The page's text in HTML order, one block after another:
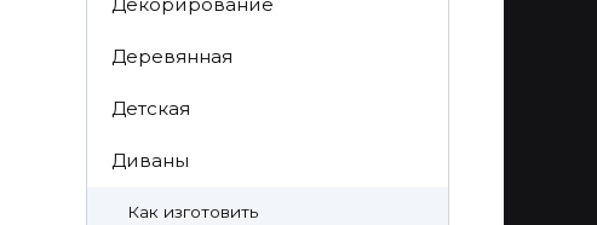
Деревянная
Детская
Диваны
Как изготовить